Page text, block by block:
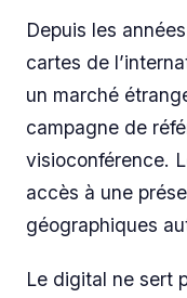
Depuis les
cartes de
un marché
campagne de
visioconférence.
accès à une
géographiques
Le digital ne sert